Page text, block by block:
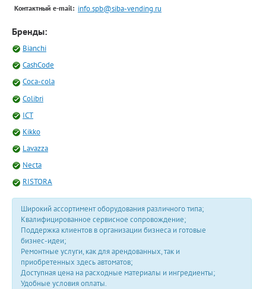
Контактный e-mail: info.spb@siba-vending.ru
Бренды:
Bianchi
CashCode
Coca-cola
Colibri
ICT
Kikko
Lavazza
Necta
RISTORA
Широкий ассортимент оборудования различного типа;
Квалифицированное сервисное сопровождение;
Поддержка клиентов в организации бизнеса и готовые
бизнес-идеи;
Ремонтные услуги, как для арендованных, так и
приобретенных здесь автоматов;
Доступная цена на расходные материалы и ингредиенты;
Удобные условия оплаты.